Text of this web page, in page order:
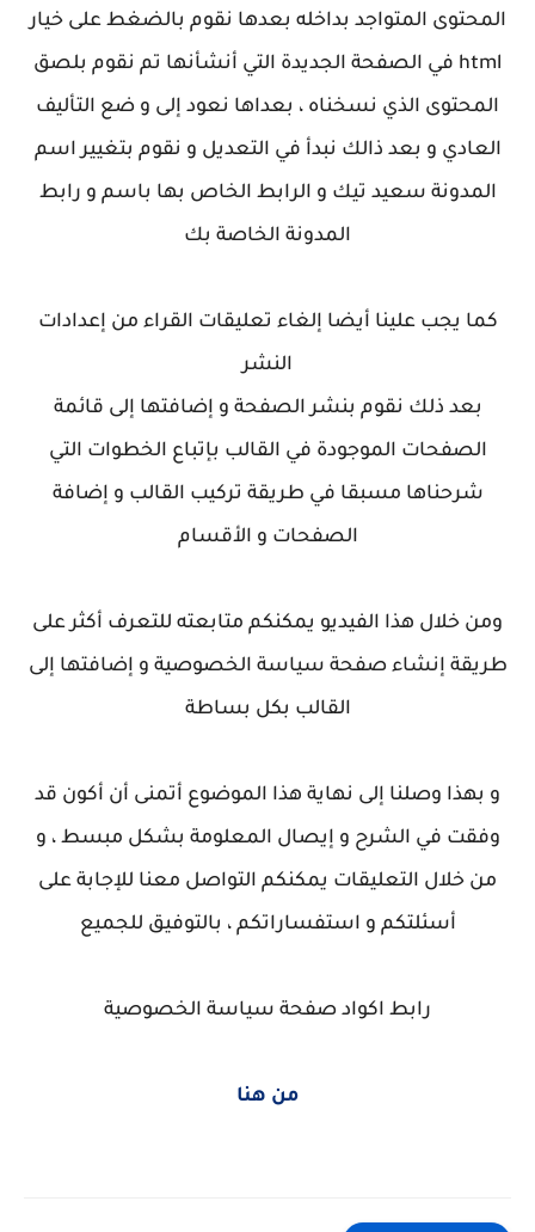
المحتوى المتواجد بداخله بعدها نقوم بالضغط على خيار
html في الصفحة الجديدة التي أنشأنها تم نقوم بلصق
المحتوى الذي نسخناه ، بعداها نعود إلى و ضع التأليف
العادي و بعد ذالك نبدأ في التعديل و نقوم بتغيير اسم
المدونة سعيد تيك و الرابط الخاص بها باسم و رابط
المدونة الخاصة بك
كما يجب علينا أيضا إلغاء تعليقات القراء من إعدادات
النشر
بعد ذلك نقوم بنشر الصفحة و إضافتها إلى قائمة
الصفحات الموجودة في القالب بإتباع الخطوات التي
شرحناها مسبقا في طريقة تركيب القالب و إضافة
الصفحات و الأقسام
ومن خلال هذا الفيديو يمكنكم متابعته للتعرف أكثر على
طريقة إنشاء صفحة سياسة الخصوصية و إضافتها إلى
القالب بكل بساطة
و بهذا وصلنا إلى نهاية هذا الموضوع أتمنى أن أكون قد
وفقت في الشرح و إيصال المعلومة بشكل مبسط ، و
من خلال التعليقات يمكنكم التواصل معنا للإجابة على
أسئلتكم و استفساراتكم ، بالتوفيق للجميع
رابط اكواد صفحة سياسة الخصوصية
من هنا